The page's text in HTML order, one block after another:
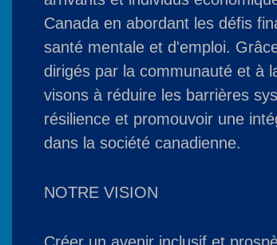
Canada en abordant les défis
santé mentale et d'emploi.
dirigés par la communauté et à
visons à réduire les barrières
résilience et promouvoir une
dans la société canadienne.
NOTRE VISION